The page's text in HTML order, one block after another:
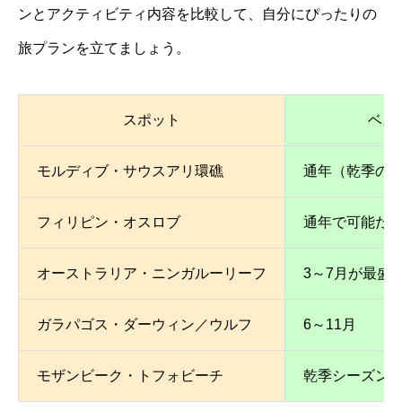
ンとアクティビティ内容を比較して、自分にぴったりの
旅プランを立てましょう。
スポット ベス
モルディブ・サウスアリ環礁 通年（乾季の
フィリピン・オスロブ 通年で可能だ
オーストラリア・ニンガルーリーフ 3～7月が最盛
ガラパゴス・ダーウィン／ウルフ 6～11月
モザンビーク・トフォビーチ 乾季シーズン